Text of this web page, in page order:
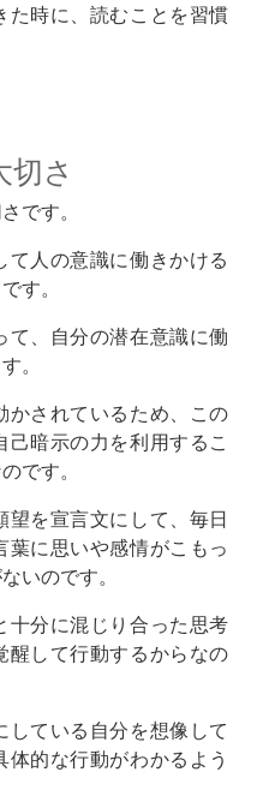
た時に、読むことを習慣
さ
です。
て人の意識に働きかける
す。
て、自分の潜在意識に働
。
かされているため、この
暗示の力を利用するこ
です。
を宣言文にして、毎日
に思いや感情がこもっ
いのです。
十分に混じり合った思考
醒して行動するからなの
ている自分を想像して
的な行動がわかるよう